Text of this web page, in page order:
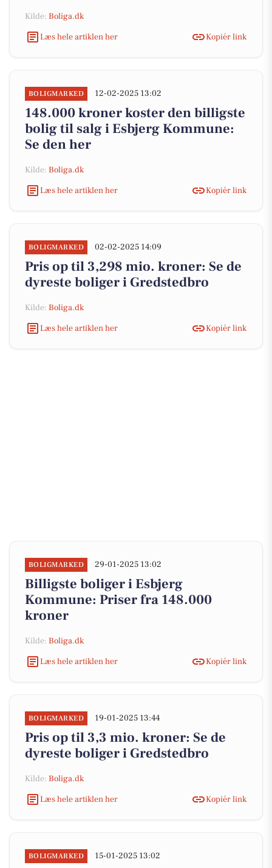
Kilde: Boliga.dk
Læs hele artiklen her
Kopiér link
BOLIGMARKED 12-02-2025 13:02
148.000 kroner koster den billigste
bolig til salg i Esbjerg Kommune:
Se den her
Kilde: Boliga.dk
Læs hele artiklen her
Kopiér link
BOLIGMARKED 02-02-2025 14:09
Pris op til 3,298 mio. kroner: Se de
dyreste boliger i Gredstedbro
Kilde: Boliga.dk
Læs hele artiklen her
Kopiér link
BOLIGMARKED 29-01-2025 13:02
Billigste boliger i Esbjerg
Kommune: Priser fra 148.000
kroner
Kilde: Boliga.dk
Læs hele artiklen her
Kopiér link
BOLIGMARKED 19-01-2025 13:44
Pris op til 3,3 mio. kroner: Se de
dyreste boliger i Gredstedbro
Kilde: Boliga.dk
Læs hele artiklen her
Kopiér link
BOLIGMARKED 15-01-2025 13:02